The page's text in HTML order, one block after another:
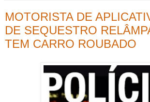
MOTORISTA DE
DE SEQUESTRO
TEM CARRO ROUBADO